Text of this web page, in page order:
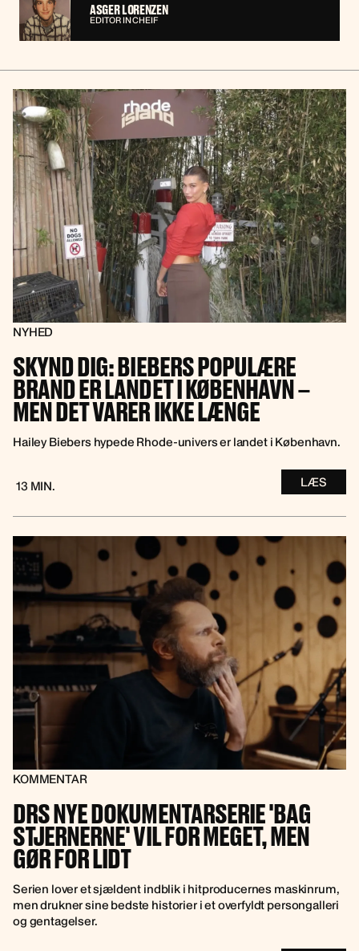
ASGER LORENZEN
EDITOR IN CHEIF
NYHED
SKYND DIG: BIEBERS POPULÆRE
BRAND ER LANDET I KØBENHAVN –
MEN DET VARER IKKE LÆNGE
Hailey Biebers hypede Rhode-univers er landet i København.
13 MIN. LÆS
KOMMENTAR
DRS NYE DOKUMENTARSERIE 'BAG
STJERNERNE' VIL FOR MEGET, MEN
GØR FOR LIDT
Serien lover et sjældent indblik i hitproducernes maskinrum,
men drukner sine bedste historier i et overfyldt persongalleri
og gentagelser.